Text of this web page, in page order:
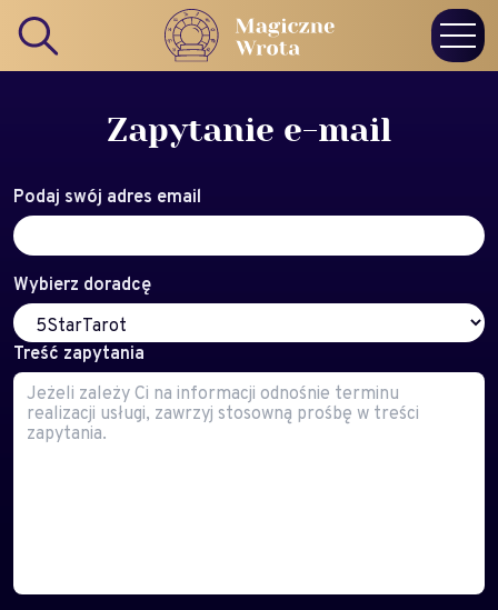
Zapytanie e-mail
Podaj swój adres email
Wybierz doradcę
Treść zapytania